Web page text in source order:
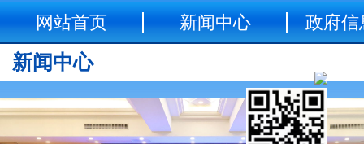
网站首页 新闻中心 政府信
新闻中心